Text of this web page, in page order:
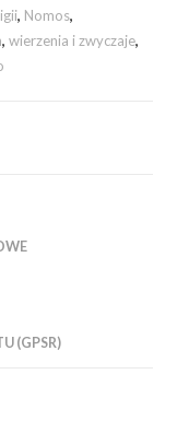
, Nomos,
,wierzenia i zwyczaje,
(GPSR)